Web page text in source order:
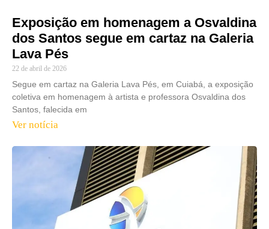
Exposição em homenagem a Osvaldina
dos Santos segue em cartaz na Galeria
Lava Pés
22 de abril de 2026
Segue em cartaz na Galeria Lava Pés, em Cuiabá, a exposição
coletiva em homenagem à artista e professora Osvaldina dos
Santos, falecida em
Ver notícia